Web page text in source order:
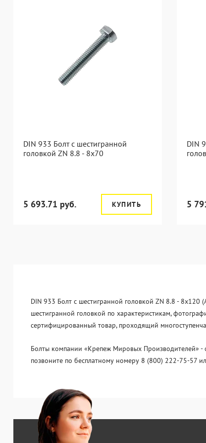
DIN 933 Болт с шестигранной
головкой ZN 8.8 - 8x70
5 693.71 руб. КУПИТЬ
DIN
5
DIN 933 Болт с шестигранной головкой ZN 8.8 -
шестигранной головкой по характеристикам,
сертифицированный товар, проходящий
Болты компании «Крепеж Мировых Производителей» -
позвоните по бесплатному номеру 8 (800) 222-75-57